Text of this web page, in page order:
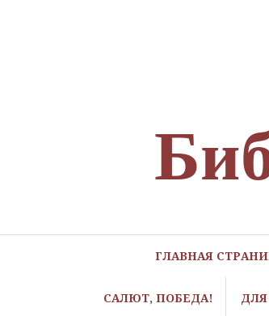
ГЛАВНАЯ
САЛЮТ, ПОБЕДА!